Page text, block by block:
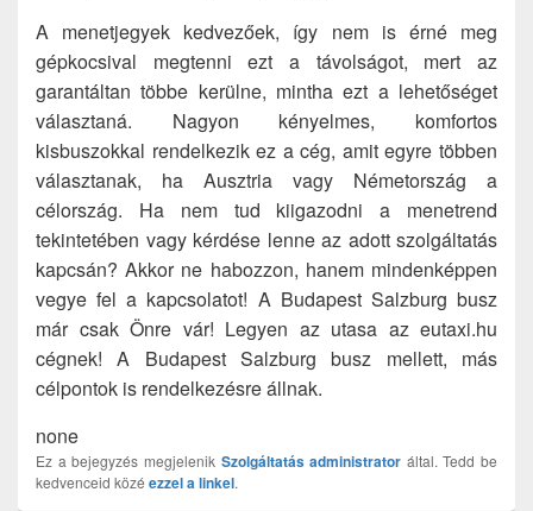
A menetjegyek kedvezőek, így nem is érné meg
gépkocsival megtenni ezt a távolságot, mert az
garantáltan többe kerülne, mintha ezt a lehetőséget
választaná. Nagyon kényelmes, komfortos
kisbuszokkal rendelkezik ez a cég, amit egyre többen
választanak, ha Ausztria vagy Németország a
célország. Ha nem tud kiigazodni a menetrend
tekintetében vagy kérdése lenne az adott szolgáltatás
kapcsán? Akkor ne habozzon, hanem mindenképpen
vegye fel a kapcsolatot! A Budapest Salzburg busz
már csak Önre vár! Legyen az utasa az eutaxi.hu
cégnek! A Budapest Salzburg busz mellett, más
célpontok is rendelkezésre állnak.
none
Ez a bejegyzés megjelenik Szolgáltatás administrator által. Tedd be
kedvenceid közé ezzel a linkel.